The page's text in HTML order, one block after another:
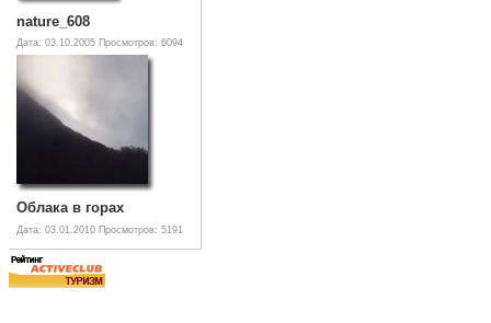
nature_608
Дата: 03.10.2005 Просмотров: 6094
Облака в горах
Дата: 03.01.2010 Просмотров: 5191